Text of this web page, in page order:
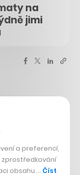
na
jimi
a preferencí,
zprostředkování
obsahu … Číst